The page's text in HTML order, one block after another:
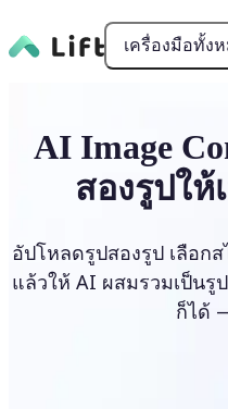
เครื่องมือทั้ง
AI Image
สองรูปให้
อัปโหลดรูปสองรูป เลือก
แล้วให้ AI ผสมรวมเป็นรู
ก็ได้